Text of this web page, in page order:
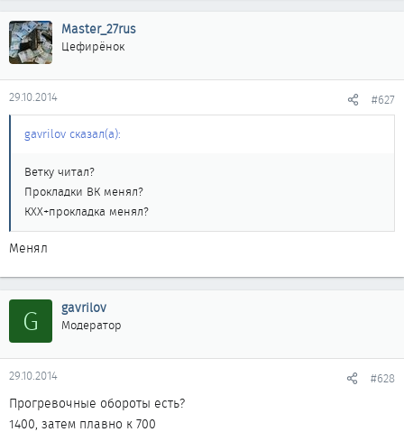
Master_27rus
Цефирёнок
29.10.2014 #627
gavrilov сказал(а):
Ветку читал?
Прокладки ВК менял?
КХХ+прокладка менял?
Менял
G gavrilov
Модератор
29.10.2014 #628
Прогревочные обороты есть?
1400, затем плавно к 700